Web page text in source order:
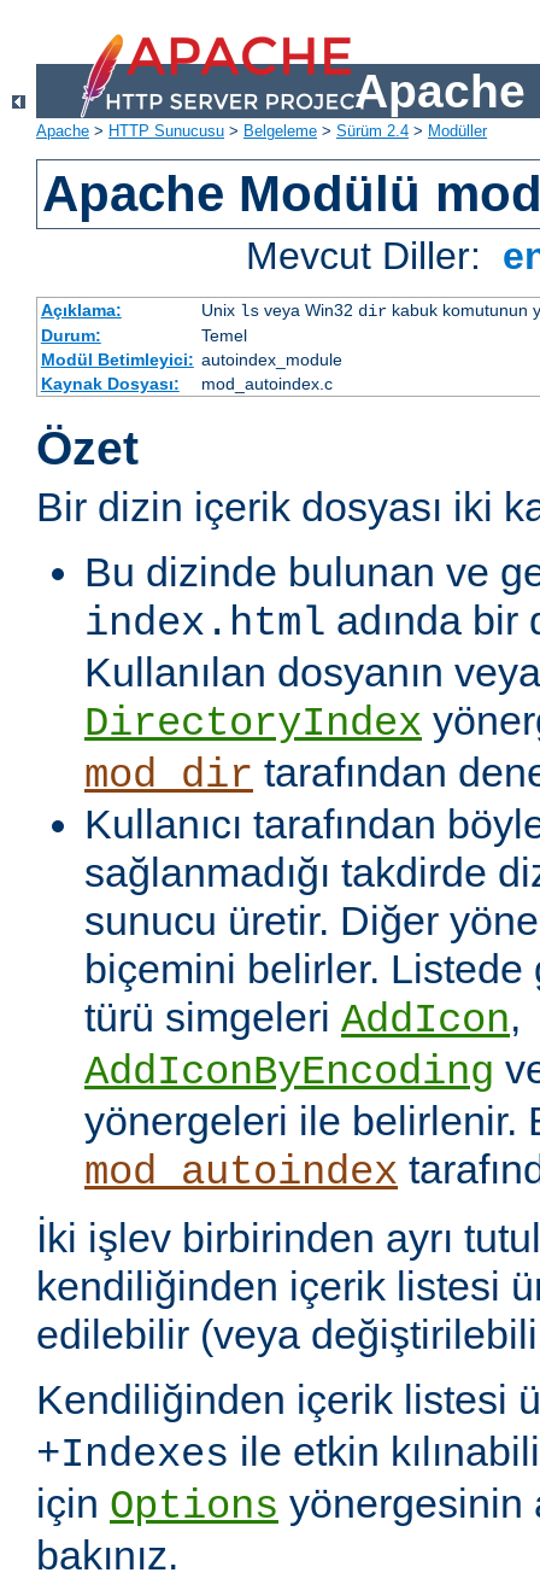
Apache
Apache > HTTP Sunucusu > Belgeleme > Sürüm 2.4 > Modüller
Apache Modülü
Mevcut Diller:
Açıklama: Unix lsveya Win32 dirkabuk komutunun
Durum:
Temel
Modül Betimleyici: autoindex_module
Kaynak Dosyası:
mod_autoindex.c
Özet
Bir dizin içerik dosyası iki
Bu dizinde bulunan ve
index.html adında bir
Kullanılan dosyanın
DirectoryIndex
mod_dir tarafından
Kullanıcı tarafından
sağlanmadığı takdirde
sunucu üretir. Diğer
biçemini belirler.
türü simgeleri AddIcon,
AddIconByEncoding
yönergeleri ile belirlenir.
mod_autoindex
İki işlev birbirinden ayrı
kendiliğinden içerik listesi
edilebilir (veya
Kendiliğinden içerik listesi
+Indexes ile etkin
için Options yönergesinin
bakınız.